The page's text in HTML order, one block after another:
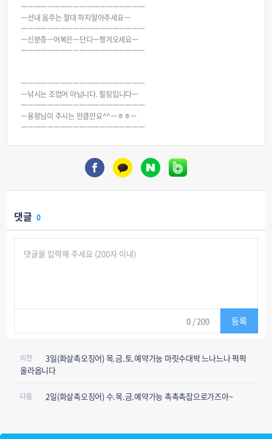
ㅡㅡㅡㅡㅡㅡㅡㅡㅡㅡㅡㅡㅡㅡㅡㅡㅡㅡㅡ
ㅡ선내 음주는 절대 하지말아주세요ㅡ
ㅡㅡㅡㅡㅡㅡㅡㅡㅡㅡㅡㅡㅡㅡㅡㅡㅡㅡㅡ
ㅡ신분증ㅡ어복은ㅡ단디ㅡ챙겨오세요ㅡ
ㅡㅡㅡㅡㅡㅡㅡㅡㅡㅡㅡㅡㅡㅡㅡㅡㅡㅡㅡ
ㅡㅡㅡㅡㅡㅡㅡㅡㅡㅡㅡㅡㅡㅡㅡㅡㅡㅡㅡ
ㅡ낚시는 조업어 아닙니다. 힐링입니다ㅡ
ㅡㅡㅡㅡㅡㅡㅡㅡㅡㅡㅡㅡㅡㅡㅡㅡㅡㅡㅡ
ㅡ용왕님이 주시는 만큼만요^^ㅡㅎㅎㅡ
ㅡㅡㅡㅡㅡㅡㅡㅡㅡㅡㅡㅡㅡㅡㅡㅡㅡㅡㅡ
댓글 0
0/ 200 등록
이전
3일(화살촉오징어) 목.금.토.예약가능 마릿수대박 느나느나 퍽퍽
올라옵니다
다음 2일(화살촉오징어) 수.목.금.예약가능 촉촉촉잡으로가즈아~